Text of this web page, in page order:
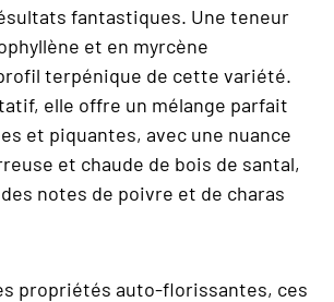
fantastiques. Une teneur
et en myrcène
terpénique de cette variété.
elle offre un mélange parfait
et piquantes, avec une nuance
et chaude de bois de santal,
notes de poivre et de charas
propriétés auto-florissantes, ces